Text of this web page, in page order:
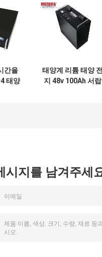
간을
태양
태양계 리튬 태양 전
지 48v 100Ah 서랍
시지를 남겨주세